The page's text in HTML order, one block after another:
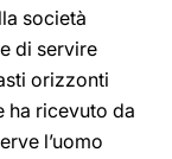
società
di servire
orizzonti
ha ricevuto da
l’uomo